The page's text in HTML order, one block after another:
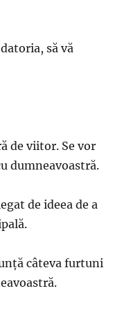
să vă
de viitor. Se vor
dumneavoastră.
de ideea de a
câteva furtuni